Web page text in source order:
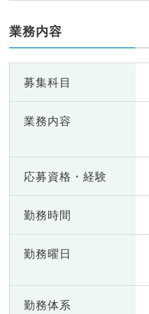
業務内容
募集科目
業務内容
応募資格・ 経験
勤務時間
勤務曜日
勤務体系